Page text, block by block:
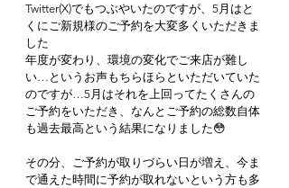
Twitter(X)でもつぶやいたのですが、5月はと
くにご新規様のご予約を大変多くいただきま
した
年度が変わり、環境の変化でご来店が難し
い…というお声もちらほらといただいていた
のですが…5月はそれを上回ってたくさんの
ご予約をいただき、なんとご予約の総数自体
も過去最高という結果になりました😳
その分、ご予約が取りづらい日が増え、今ま
で通えた時間に予約が取れないという方も多